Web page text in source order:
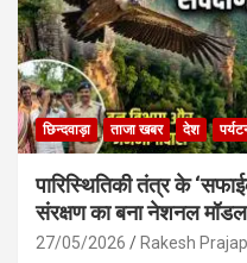
छिन्दवाड़ा ताजा खबर देश
पारिस्थितिकी तंत्र के
संरक्षण का बना नेशनल
27/05/2026 Rakesh